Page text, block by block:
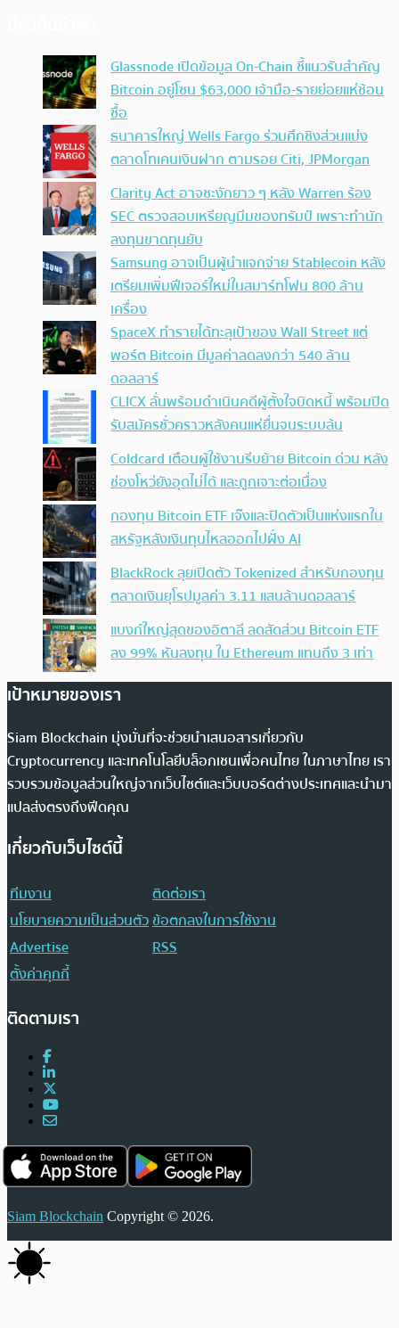
Glassnode เปิดข้อมูล On-Chain ชี้แนวรับสำคัญ
Bitcoin อยู่โซน $63,000 เจ้ามือ-รายย่อยแห่ช้อน
ซื้อ
ธนาคารใหญ่ Wells Fargo ร่วมศึกชิงส่วนแบ่ง
ตลาดโทเคนเงินฝาก ตามรอย Citi, JPMorgan
Clarity Act อาจชะงักยาว ๆ หลัง Warren ร้อง
SEC ตรวจสอบเหรียญมีมของทรัมป์ เพราะทำนัก
ลงทุนขาดทุนยับ
Samsung อาจเป็นผู้นำแจกจ่าย Stablecoin หลัง
เตรียมเพิ่มฟีเจอร์ใหม่ในสมาร์ทโฟน 800 ล้าน
เครื่อง
SpaceX ทำรายได้ทะลุเป้าของ Wall Street แต่
พอร์ต Bitcoin มีมูลค่าลดลงกว่า 540 ล้าน
ดอลลาร์
CLICX ลั่นพร้อมดำเนินคดีผู้ตั้งใจบิดหนี้ พร้อมปิด
รับสมัครชั่วคราวหลังคนแห่ยื่นจนระบบล้น
Coldcard เตือนผู้ใช้งานรีบย้าย Bitcoin ด่วน หลัง
ช่องโหว่ยังอุดไม่ได้ และถูกเจาะต่อเนื่อง
กองทุน Bitcoin ETF เจ๊งและปิดตัวเป็นแห่งแรกใน
สหรัฐหลังเงินทุนไหลออกไปฝั่ง AI
BlackRock ลุยเปิดตัว Tokenized สำหรับกองทุน
ตลาดเงินยุโรปมูลค่า 3.11 แสนล้านดอลลาร์
แบงก์ใหญ่สุดของอิตาลี ลดสัดส่วน Bitcoin ETF
ลง 99% หันลงทุน ใน Ethereum แทนถึง 3 เท่า
เป้าหมายของเรา
Siam Blockchain มุ่งมั่นที่จะช่วยนำเสนอสารเกี่ยวกับ
Cryptocurrency และเทคโนโลยีบล็อกเชนเพื่อคนไทย ในภาษาไทย เรา
รวบรวมข้อมูลส่วนใหญ่จากเว็บไซต์และเว็บบอร์ดต่างประเทศและนำมา
แปลส่งตรงถึงฟีดคุณ
เกี่ยวกับเว็บไซต์นี้
ทีมงาน
ติดต่อเรา
นโยบายความเป็นส่วนตัวข้อตกลงในการใช้งาน
Advertise
RSS
ตั้งค่าคุกกี้
ติดตามเรา
Siam Blockchain Copyright © 2026.